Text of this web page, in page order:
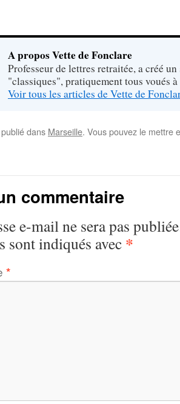
A propos Vette de Fonclare
Professeur de lettres retraitée, a créé
"classiques", pratiquement tous voués
Voir tous les articles de Vette de
dans Marseille. Vous pouvez le mettre
commentaire
e-mail ne sera pas
sont indiqués avec *
*